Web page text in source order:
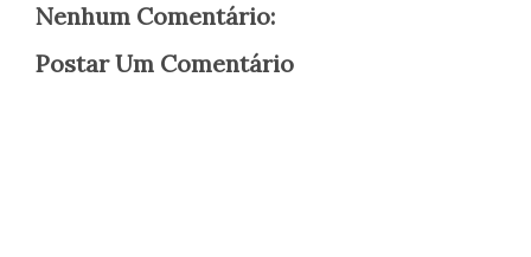
Nenhum Comentário:
Postar Um Comentário